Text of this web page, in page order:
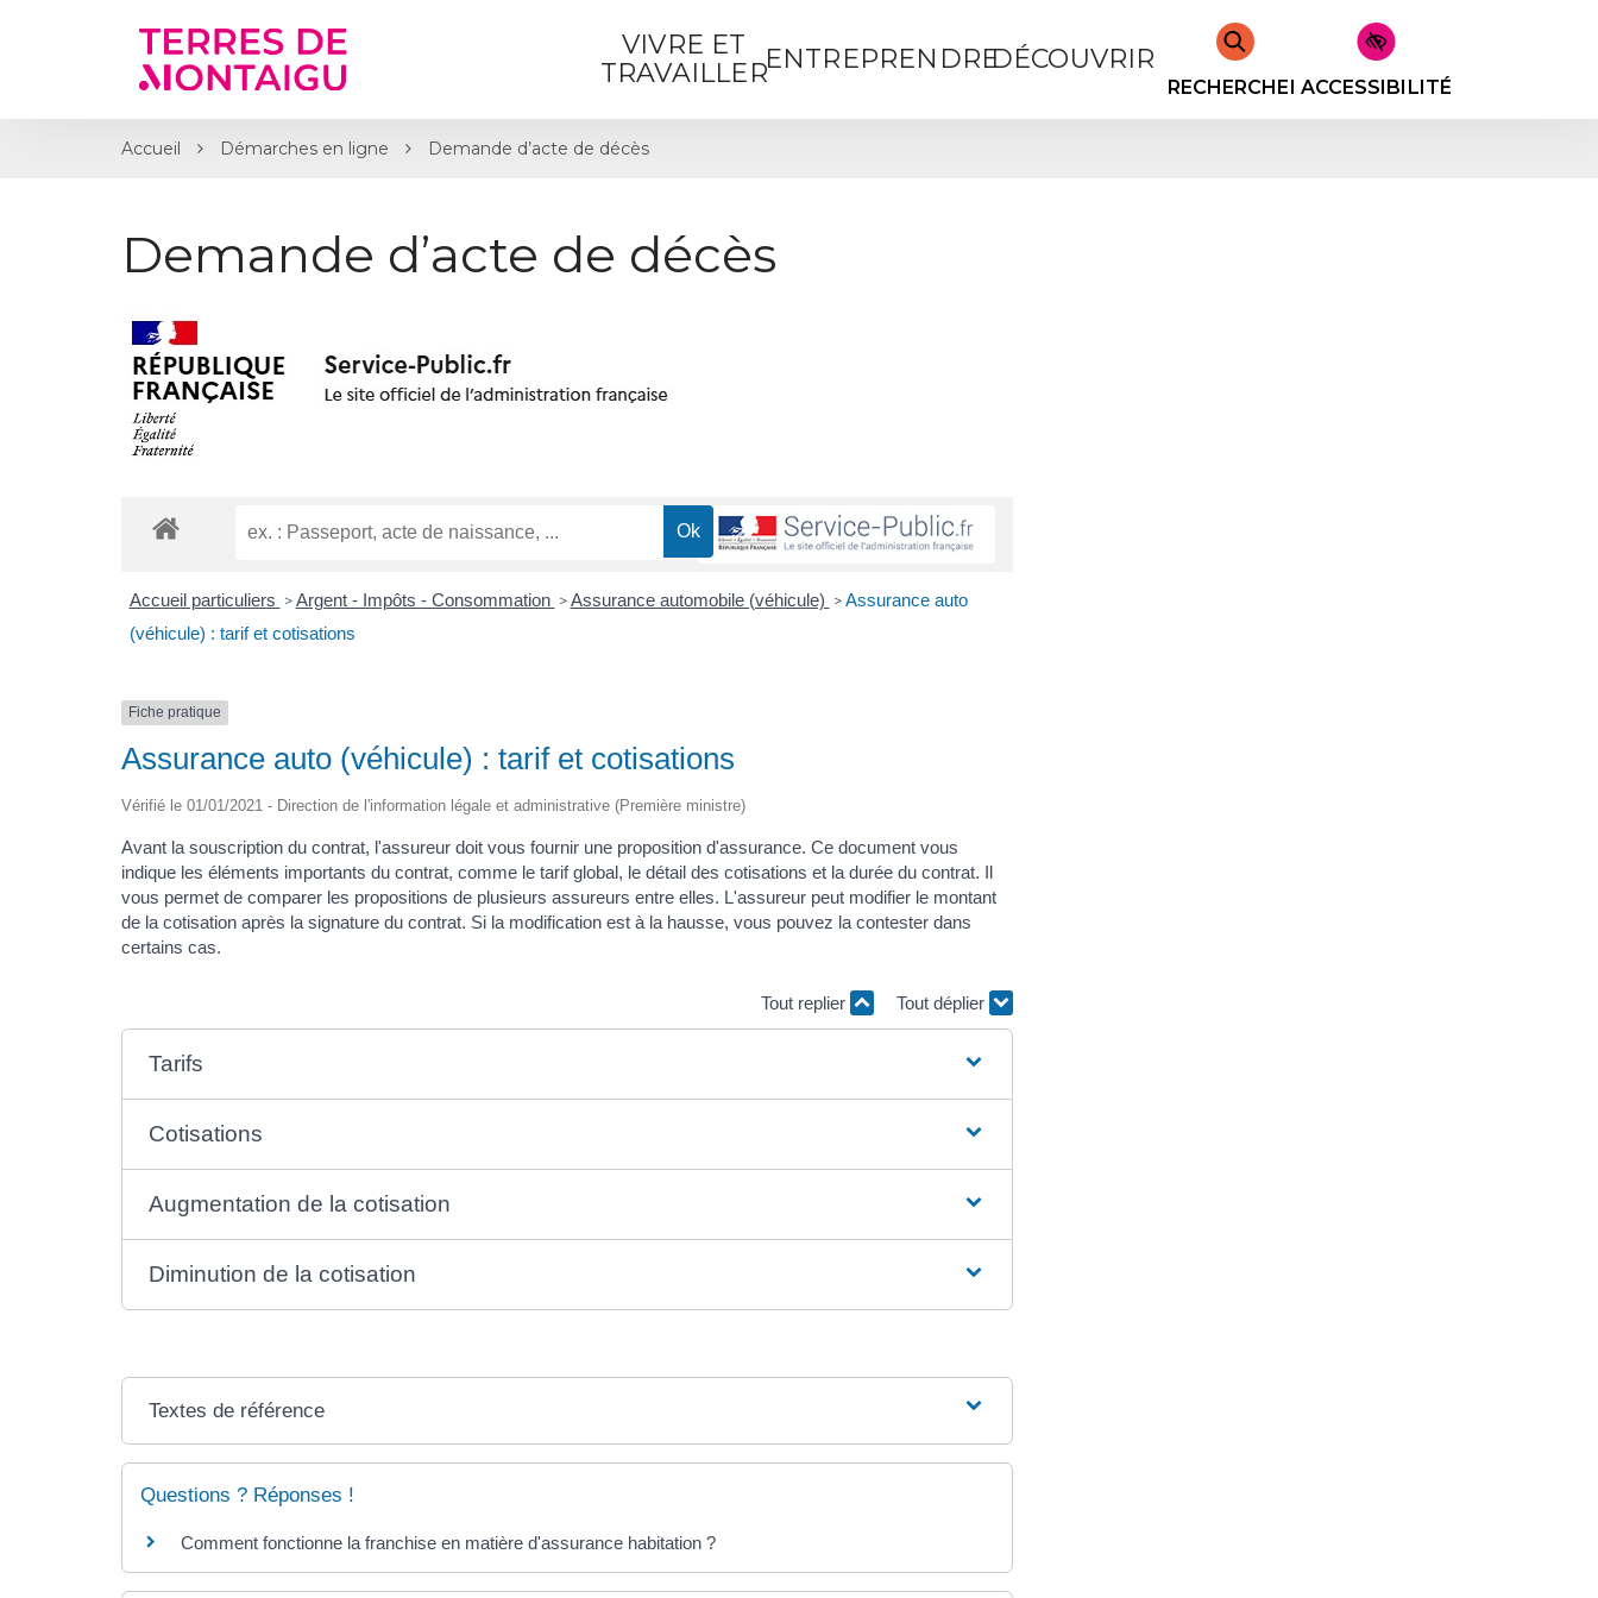
VIVRE ET
TRAVAILLERENTREPRENDREDÉCOUVRIR
RECHERCHERACCESSIBILITÉ
Accueil Démarches en ligne Demande d’acte de décès
Demande d’acte de décès
Accueil particuliers > Argent - Impôts - Consommation > Assurance automobile (véhicule) > Assurance auto
(véhicule) : tarif et cotisations
Fiche pratique
Assurance auto (véhicule) : tarif et cotisations
Vérifié le 01/01/2021 - Direction de l'information légale et administrative (Première ministre)
Avant la souscription du contrat, l'assureur doit vous fournir une proposition d'assurance. Ce document vous
indique les éléments importants du contrat, comme le tarif global, le détail des cotisations et la durée du contrat. Il
vous permet de comparer les propositions de plusieurs assureurs entre elles. L'assureur peut modifier le montant
de la cotisation après la signature du contrat. Si la modification est à la hausse, vous pouvez la contester dans
certains cas.
Tout replier Tout déplier
Tarifs
Cotisations
Augmentation de la cotisation
Diminution de la cotisation
Textes de référence
Questions ? Réponses !
Comment fonctionne la franchise en matière d'assurance habitation ?